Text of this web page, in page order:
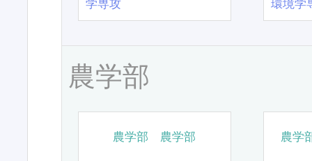
学専攻
環境学
農学部
農学部 農学部 農学